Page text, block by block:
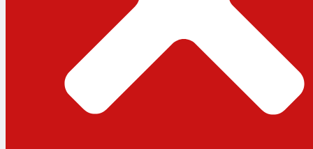
বিশেষ প্রতিবেদন
শেয়ার বাজার
বিচিত্র সংবাদ
সাক্ষাৎকার
সড়ক দুর্ঘটনা
অপরাধ